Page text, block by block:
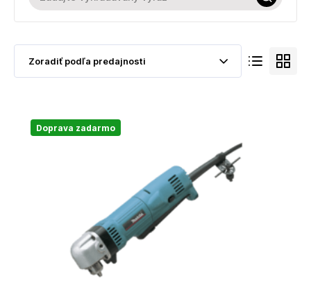
Doprava zadarmo